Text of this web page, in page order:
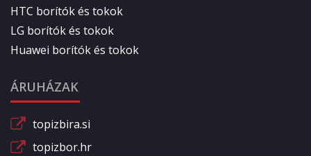
HTC borítók és tokok
LG borítók és tokok
Huawei borítók és tokok
ÁRUHÁZAK
topizbira.si
topizbor.hr